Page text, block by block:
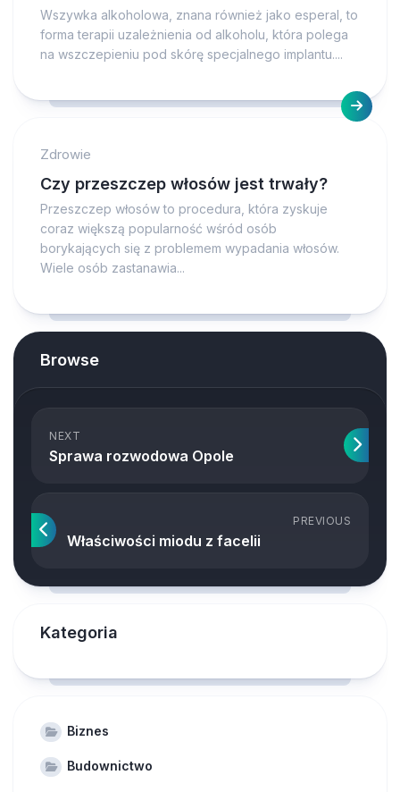
Wszywka alkoholowa, znana również jako esperal, to
forma terapii uzależnienia od alkoholu, która polega
na wszczepieniu pod skórę specjalnego implantu....
Zdrowie
Czy przeszczep włosów jest trwały?
Przeszczep włosów to procedura, która zyskuje
coraz większą popularność wśród osób
borykających się z problemem wypadania włosów.
Wiele osób zastanawia...
Browse
NEXT
Sprawa rozwodowa Opole
PREVIOUS
Właściwości miodu z facelii
Kategoria
Biznes
Budownictwo